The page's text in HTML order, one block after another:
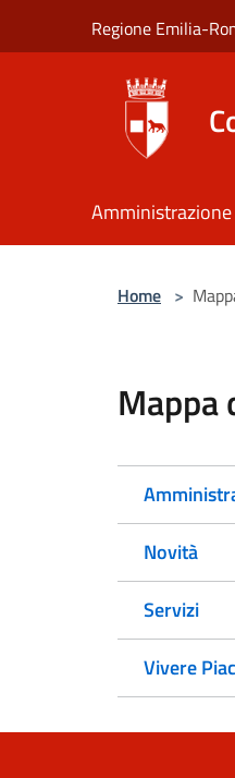
Regione Emilia-
Amministrazione
Home >
Mappa
Novità
Servizi
Vivere